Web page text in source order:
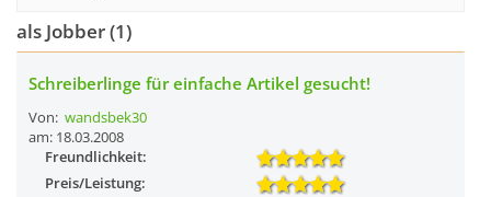
als Jobber (1)
Schreiberlinge für einfache Artikel gesucht!
Von: wandsbek30
am: 18.03.2008
Freundlichkeit:
Preis/Leistung: